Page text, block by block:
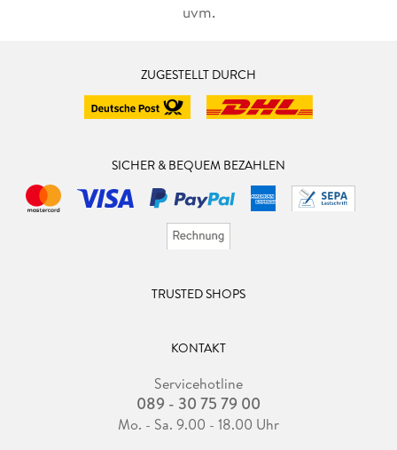
uvm.
ZUGESTELLT DURCH
SICHER & BEQUEM BEZAHLEN
TRUSTED SHOPS
KONTAKT
Servicehotline
089 - 30 75 79 00
Mo. - Sa. 9.00 - 18.00 Uhr